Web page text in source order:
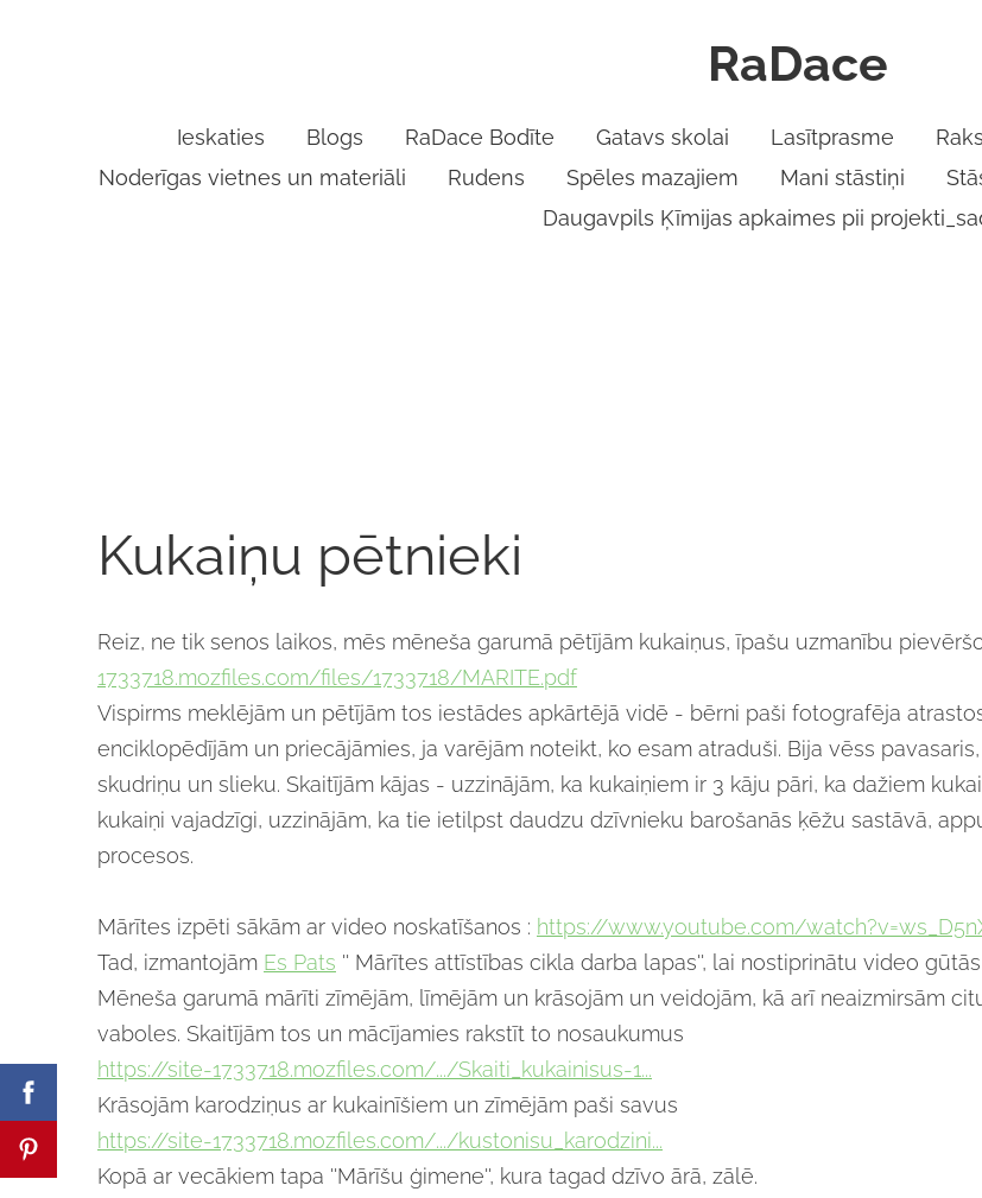
RaDace
Ieskaties Blogs RaDace Bodīte Gatavs skolai Lasītprasme
Noderīgas vietnes un materiāli
Rudens Spēles mazajiem Mani stāstiņi
Daugavpils Ķīmijas apkaimes pii
Kukaiņu pētnieki
Reiz, ne tik senos laikos, mēs mēneša garumā pētījām kukaiņus, īpašu uzmanību
1733718.mozfiles.com/files/1733718/MARITE.pdf
Vispirms meklējām un pētījām tos iestādes apkārtējā vidē - bērni paši fotografēja
enciklopēdījām un priecājāmies, ja varējām noteikt, ko esam atraduši. Bija vēss
skudriņu un slieku. Skaitījām kājas - uzzinājām, ka kukaiņiem ir 3 kāju pāri, ka dažiem
kukaiņi vajadzīgi, uzzinājām, ka tie ietilpst daudzu dzīvnieku barošanās ķēžu sastāvā,
procesos.
Mārītes izpēti sākām ar video noskatīšanos : https://www.youtube.com/
Tad, izmantojām Es Pats '' Mārītes attīstības cikla darba lapas'', lai nostiprinātu video gūtās
Mēneša garumā mārīti zīmējām, līmējām un krāsojām un veidojām, kā arī neaizmirsām
vaboles. Skaitījām tos un mācījamies rakstīt to nosaukumus
https://site-1733718.mozfiles.com/.../Skaiti_kukainisus-1...
Krāsojām karodziņus ar kukainīšiem un zīmējām paši savus
https://site-1733718.mozfiles.com/.../kustonisu_karodzini...
Kopā ar vecākiem tapa ''Mārīšu ģimene'', kura tagad dzīvo ārā, zālē.